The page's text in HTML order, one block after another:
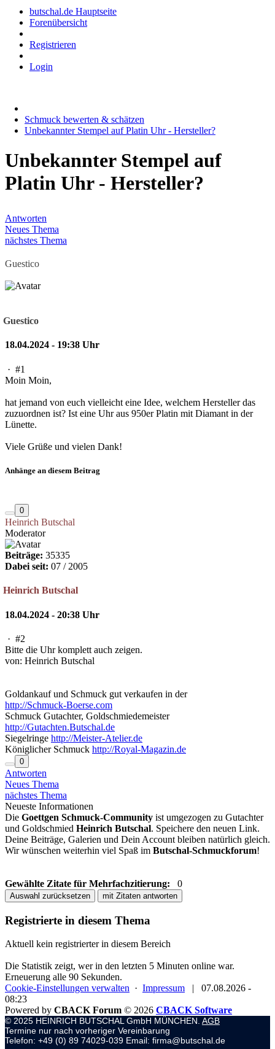
butschal.de Hauptseite
Forenübersicht
Registrieren
Login
Schmuck bewerten & schätzen
Unbekannter Stempel auf Platin Uhr - Hersteller?
Unbekannter Stempel auf
Platin Uhr - Hersteller?
Antworten
Neues Thema
nächstes Thema
Guestico
Guestico
18.04.2024 - 19:38 Uhr
· #1
Moin Moin,
hat jemand von euch vielleicht eine Idee, welchem Hersteller das
zuzuordnen ist? Ist eine Uhr aus 950er Platin mit Diamant in der
Lünette.
Viele Grüße und vielen Dank!
Anhänge an diesem Beitrag
0
Heinrich Butschal
Moderator
Beiträge: 35335
Dabei seit: 07 / 2005
Heinrich Butschal
18.04.2024 - 20:38 Uhr
· #2
Bitte die Uhr komplett auch zeigen.
von: Heinrich Butschal
Goldankauf und Schmuck gut verkaufen in der
http://Schmuck-Boerse.com
Schmuck Gutachter, Goldschmiedemeister
http://Gutachten.Butschal.de
Siegelringe http://Meister-Atelier.de
Königlicher Schmuck http://Royal-Magazin.de
0
Antworten
Neues Thema
nächstes Thema
Neueste Informationen
Die Goettgen Schmuck-Community ist umgezogen zu Gutachter
und Goldschmied Heinrich Butschal. Speichere den neuen Link.
Deine Beiträge, Galerien und Dein Account bleiben natürlich gleich.
Wir wünschen weiterhin viel Spaß im Butschal-Schmuckforum!
Gewählte Zitate für Mehrfachzitierung: 0
Auswahl zurücksetzen mit Zitaten antworten
Registrierte in diesem Thema
Aktuell kein registrierter in diesem Bereich
Die Statistik zeigt, wer in den letzten 5 Minuten online war.
Erneuerung alle 90 Sekunden.
Cookie-Einstellungen verwalten · Impressum |
07.08.2026 -
08:23
Powered by CBACK Forum © 2026 CBACK Software
© 2025 HEINRICH BUTSCHAL GmbH MÜNCHEN. AGB
Termine nur nach vorheriger Vereinbarung
Telefon: +49 (0) 89 74029-039 Email: firma@butschal.de